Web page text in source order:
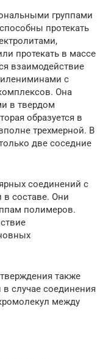
группами
протекать
протекать в массе
взаимодействие
с
Она
в твердом
образуется в
трехмерной. В
две соседние
соединений с
составе. Они
полимеров.
также
в случае соединения
между